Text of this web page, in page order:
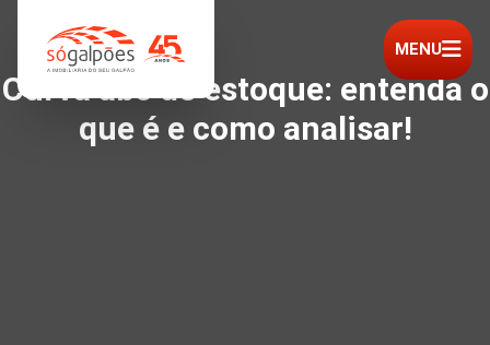
MENU
Curva abc de estoque: entenda o
que é e como analisar!